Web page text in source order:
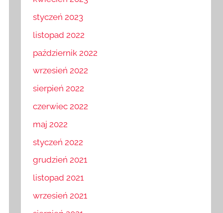
styczeń 2023
listopad 2022
październik 2022
wrzesień 2022
sierpień 2022
czerwiec 2022
maj 2022
styczeń 2022
grudzień 2021
listopad 2021
wrzesień 2021